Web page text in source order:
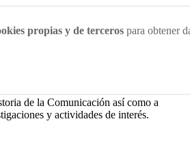
propias y de terceros para obtener
de la Comunicación así como a
y actividades de interés.